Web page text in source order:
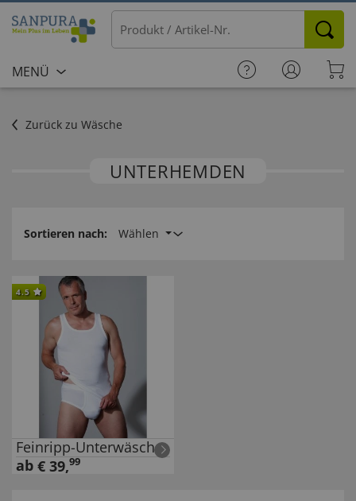
MENÜ
Zurück zu Wäsche
UNTERHEMDEN
Sortieren nach: Wählen
4.5
Feinripp-Unterwäsche
ab € 39,99